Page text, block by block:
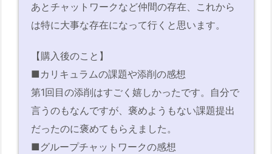
あとチャットワークなど仲間の存在、これから
は特に大事な存在になって行くと思います。
【購入後のこと】
■カリキュラムの課題や添削の感想
第1回目の添削はすごく嬉しかったです。自分で
言うのもなんですが、褒めようもない課題提出
だったのに褒めてもらえました。
■グループチャットワークの感想